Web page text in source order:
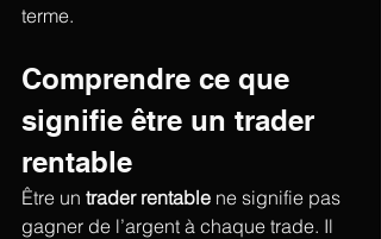
terme.
Comprendre ce que
signifie être un trader
rentable
Être un trader rentable ne signifie pas
gagner de l’argent à chaque trade. Il